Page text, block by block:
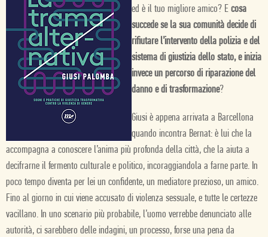
ed è il tuo migliore amico? E cosa
succede se la sua comunità decide di
rifiutare l’intervento della polizia e del
sistema di giustizia dello stato, e inizia
invece un percorso di riparazione del
danno e di trasformazione?
Giusi è appena arrivata a Barcellona
quando incontra Bernat: è lui che la
accompagna a conoscere l’anima più profonda della città, che la aiuta a
decifrarne il fermento culturale e politico, incoraggiandola a farne parte. In
poco tempo diventa per lei un confidente, un mediatore prezioso, un amico.
Fino al giorno in cui viene accusato di violenza sessuale, e tutte le certezze
vacillano. In uno scenario più probabile, l’uomo verrebbe denunciato alle
autorità, ci sarebbero delle indagini, un processo, forse una pena da